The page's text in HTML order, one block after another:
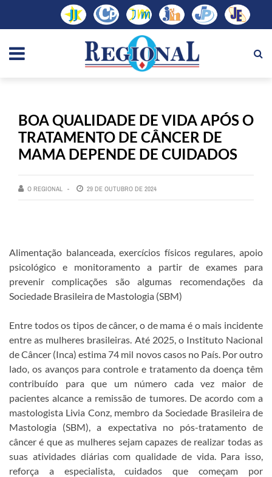
BOA QUALIDADE DE VIDA APÓS O
TRATAMENTO DE CÂNCER DE
MAMA DEPENDE DE CUIDADOS
O REGIONAL 29 DE OUTUBRO DE 2024
Alimentação balanceada, exercícios físicos regulares, apoio
psicológico e monitoramento a partir de exames para
prevenir complicações são algumas recomendações da
Sociedade Brasileira de Mastologia (SBM)
Entre todos os tipos de câncer, o de mama é o mais incidente
entre as mulheres brasileiras. Até 2025, o Instituto Nacional
de Câncer (Inca) estima 74 mil novos casos no País. Por outro
lado, os avanços para controle e tratamento da doença têm
contribuído para que um número cada vez maior de
pacientes alcance a remissão de tumores. De acordo com a
mastologista Livia Conz, membro da Sociedade Brasileira de
Mastologia (SBM), a expectativa no pós-tratamento de
câncer é que as mulheres sejam capazes de realizar todas as
suas atividades diárias com qualidade de vida. Para isso,
reforça a especialista, cuidados que começam por